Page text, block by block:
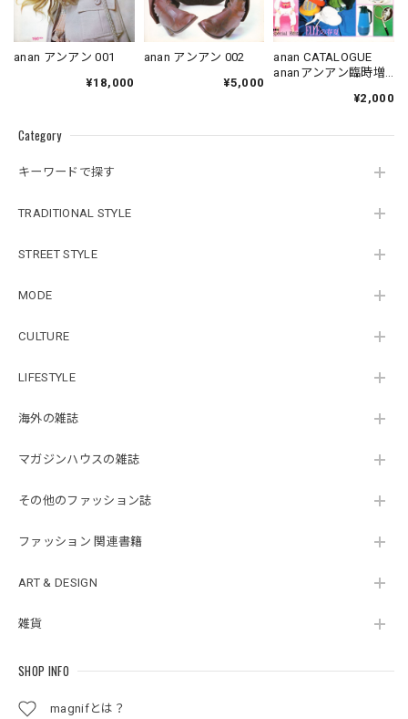
Category
キーワードで探す
TRADITIONAL STYLE
STREET STYLE
MODE
CULTURE
LIFESTYLE
海外の雑誌
マガジンハウスの雑誌
その他のファッション誌
ファッション 関連書籍
ART & DESIGN
雑貨
SHOP INFO
magnifとは？
anan アンアン 001
¥18,000
anan アンアン 002
¥5,000
anan CATALOGUE
ananアンアン臨時増
¥2,000